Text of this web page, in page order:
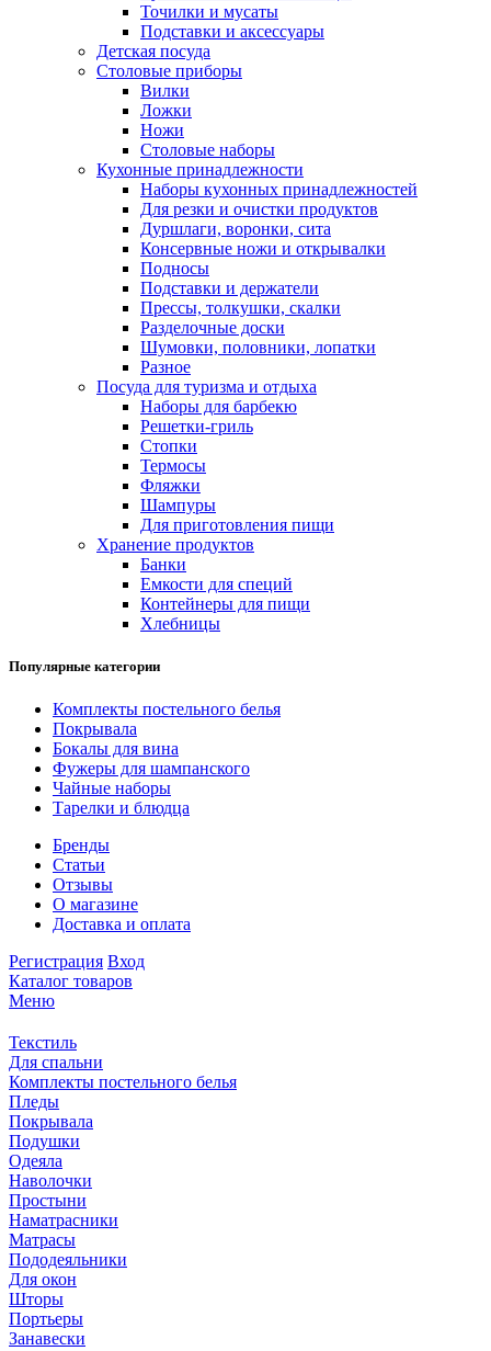
Точилки и мусаты
Подставки и аксессуары
Детская посуда
Столовые приборы
Вилки
Ложки
Ножи
Столовые наборы
Кухонные принадлежности
Наборы кухонных принадлежностей
Для резки и очистки продуктов
Дуршлаги, воронки, сита
Консервные ножи и открывалки
Подносы
Подставки и держатели
Прессы, толкушки, скалки
Разделочные доски
Шумовки, половники, лопатки
Разное
Посуда для туризма и отдыха
Наборы для барбекю
Решетки-гриль
Стопки
Термосы
Фляжки
Шампуры
Для приготовления пищи
Хранение продуктов
Банки
Емкости для специй
Контейнеры для пищи
Хлебницы
Популярные категории
Комплекты постельного белья
Покрывала
Бокалы для вина
Фужеры для шампанского
Чайные наборы
Тарелки и блюдца
Бренды
Статьи
Отзывы
О магазине
Доставка и оплата
Регистрация Вход
Каталог товаров
Меню
Текстиль
Для спальни
Комплекты постельного белья
Пледы
Покрывала
Подушки
Одеяла
Наволочки
Простыни
Наматрасники
Матрасы
Пододеяльники
Для окон
Шторы
Портьеры
Занавески